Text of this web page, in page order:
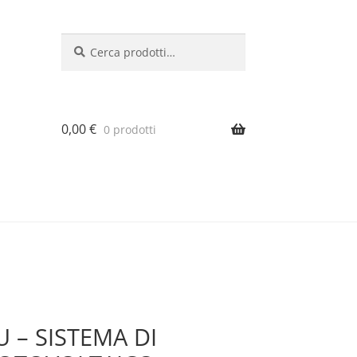
0,00€ 0 prodotti
– SISTEMA DI